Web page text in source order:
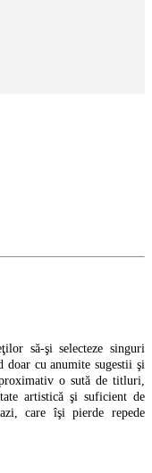
să-şi selecteze singuri
doar cu anumite sugestii şi
o sută de titluri,
artistică şi suficient de
care îşi pierde repede